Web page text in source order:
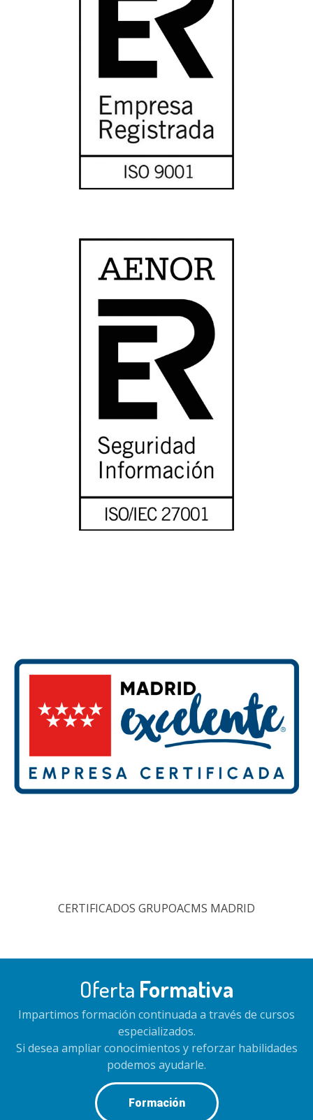
CERTIFICADOS GRUPOACMS MADRID
Oferta Formativa
Impartimos formación continuada a través de cursos
especializados.
Si desea ampliar conocimientos y reforzar habilidades
podemos ayudarle.
Formación